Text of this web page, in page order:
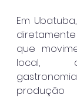
Em
que
local,